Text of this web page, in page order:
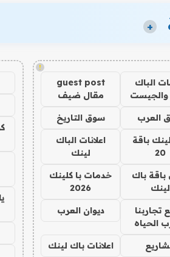
+
!
الباك
والجيست
guest post
مقال ضيف
العرب سوق التاريخ
باقة
20
اعلانات الباك
لينك
باقة باك
لينك
خدمات با كلينك
2026
تجاربنا
الحياه
ديوان العرب
اعلانات باك لينك